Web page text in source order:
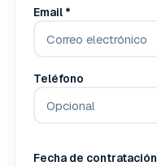
Email *
Teléfono
Fecha de contratación